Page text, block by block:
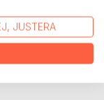
3ala taghtiyet
idaret 7iwar bil-
JUSTERA